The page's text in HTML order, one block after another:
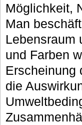
Möglichkeit,
Man
Lebensraum
und Farben
Erscheinung
die